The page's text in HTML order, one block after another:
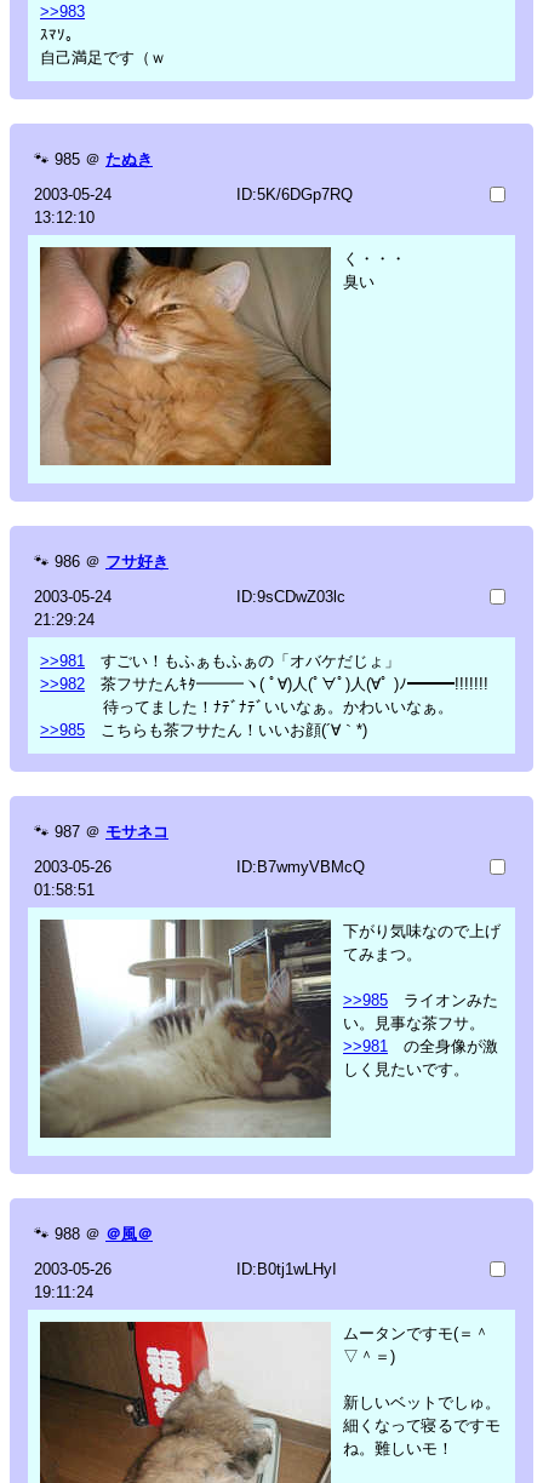
>>983
ｽﾏｿ。
自己満足です（ｗ
🐾 985 ＠ たぬき
2003-05-24
13:12:10
ID:5K/6DGp7RQ
く・・・
臭い
🐾 986 ＠ フサ好き
2003-05-24
21:29:24
ID:9sCDwZ03lc
>>981
すごい！もふぁもふぁの「オバケだじょ」
>>982 茶フサたんｷﾀ━━━ヽ( ﾟ∀)人(ﾟ∀ﾟ)人(∀ﾟ )ﾉ━━━!!!!!!!
待ってました！ﾅﾃﾞﾅﾃﾞいいなぁ。かわいいなぁ。
>>985 こちらも茶フサたん！いいお顔(´∀｀*)
🐾 987 ＠ モサネコ
2003-05-26
01:58:51
ID:B7wmyVBMcQ
下がり気味なので上げ
てみまつ。
>>985 ライオンみた
い。見事な茶フサ。
>>981
の全身像が激
しく見たいです。
🐾 988 ＠ ＠風＠
2003-05-26
19:11:24
ID:B0tj1wLHyI
ムータンですモ(＝＾
▽＾＝)
新しいベットでしゅ。
細くなって寝るですモ
ね。難しいモ！